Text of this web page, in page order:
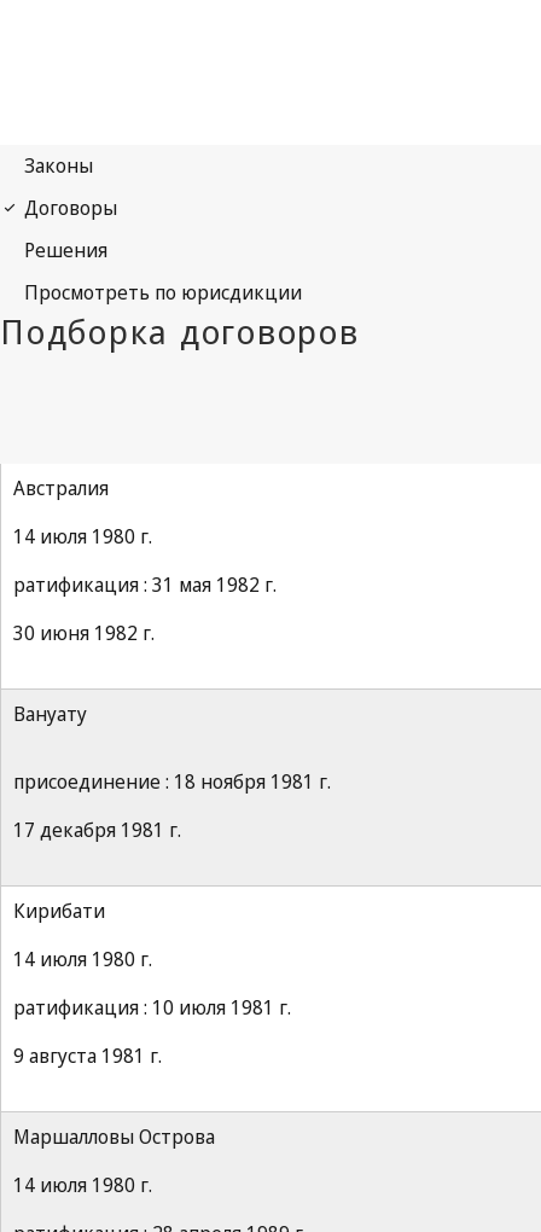
Австралия
14 июля 1980 г.
ратификация : 31 мая 1982 г.
30 июня 1982 г.
Вануату
присоединение : 18 ноября 1981 г.
17 декабря 1981 г.
Кирибати
14 июля 1980 г.
ратификация : 10 июля 1981 г.
9 августа 1981 г.
Маршалловы Острова
14 июля 1980 г.